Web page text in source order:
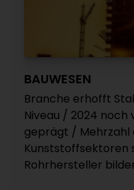
BAUWESEN
Branche erhofft
Niveau / 2024 noch
geprägt /
Rohrhersteller